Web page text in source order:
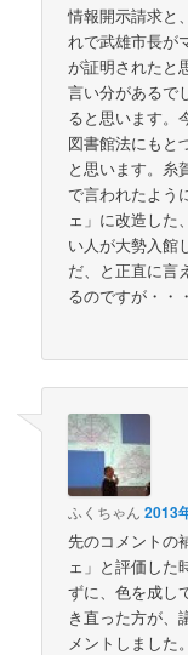
情報開示請求と
れで武雄市長が
が証明されたと
言い分があるで
ると思います。
図書館法にもと
と思います。糸
で言われたよう
ェ」に改造した
い人が大勢入館
だ、と正直に言
るのですが・・・
ふくちゃん 2013
先のコメントの
ェ」と評価した
ずに、色を成し
き直った方が、
メントしました。